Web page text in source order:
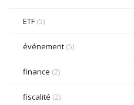
ETF (5)
événement (5)
finance (2)
fiscalité (2)